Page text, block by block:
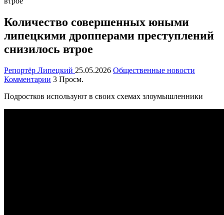
Количество совершенных юными
липецкими дропперами преступлений
снизилось втрое
Репортёр Липецкий 25.05.2026 Общественные новости
Комментарии 3 Просм.
Подростков используют в своих схемах злоумышленники